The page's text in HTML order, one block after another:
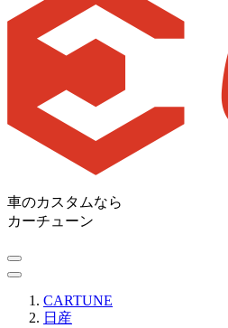
車のカスタムなら
カーチューン
CARTUNE
日産